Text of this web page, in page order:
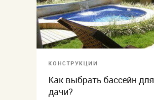
КОНСТРУКЦИИ
Как выбрать бассейн для
дачи?